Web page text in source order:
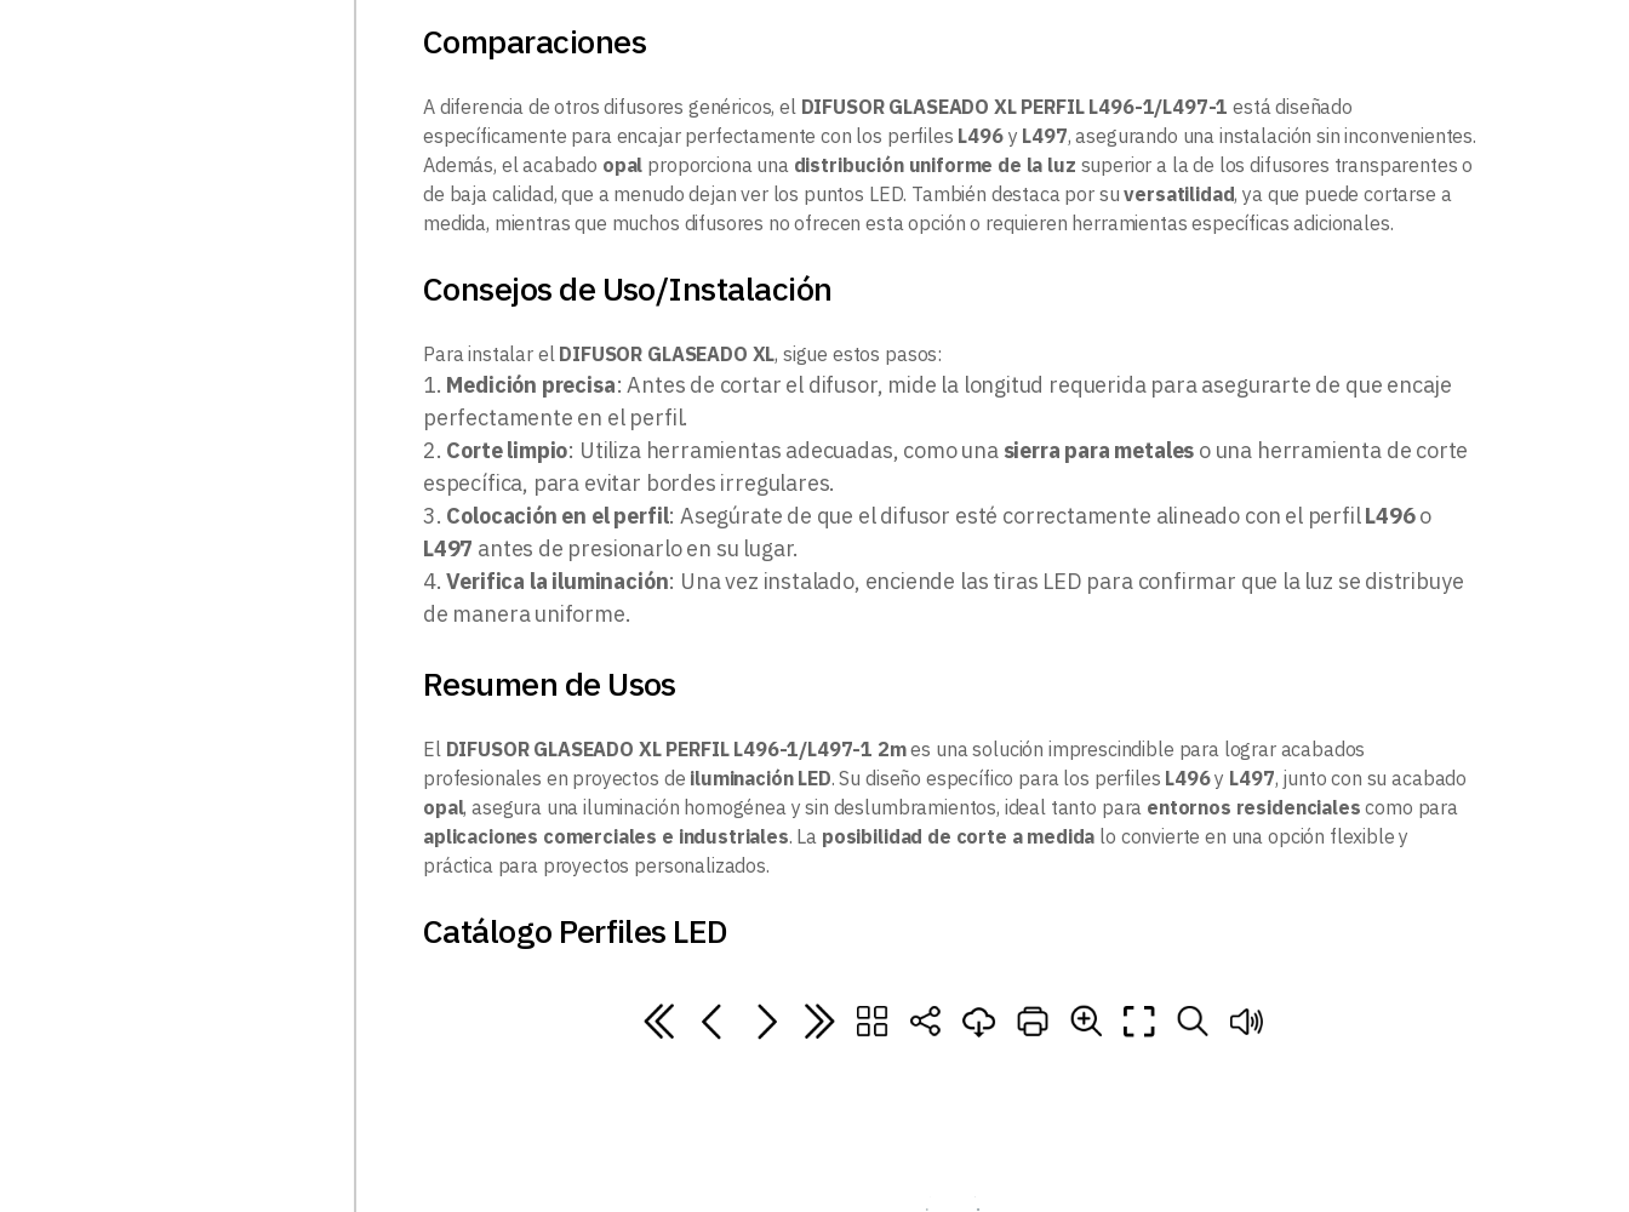
Comparaciones
A diferencia de otros difusores genéricos, el DIFUSOR GLASEADO XL PERFIL L496-1/L497-1 está diseñado
específicamente para encajar perfectamente con los perfiles L496y L497, asegurando una instalación sin inconvenientes.
Además, el acabado opal proporciona una distribución uniforme de la luz superior a la de los difusores transparentes o
de baja calidad, que a menudo dejan ver los puntos LED. También destaca por suversatilidad, ya que puede cortarse a
medida, mientras que muchos difusores no ofrecen esta opción o requieren herramientas específicas adicionales.
Consejos de Uso/Instalación
Para instalar el DIFUSOR GLASEADO XL, sigue estos pasos:
Medición precisa: Antes de cortar el difusor, mide la longitud requerida para asegurarte de que encaje
perfectamente en el perfil.
Corte limpio: Utiliza herramientas adecuadas, como una sierra para metales o una herramienta de corte
específica, para evitar bordes irregulares.
Colocación en el perfil: Asegúrate de que el difusor esté correctamente alineado con el perfilL496o
L497 antes de presionarlo en su lugar.
Verifica la iluminación: Una vez instalado, enciende las tiras LED para confirmar que la luz se distribuye
de manera uniforme.
Resumen de Usos
El DIFUSOR GLASEADO XL PERFIL L496-1/L497-1 2mes una solución imprescindible para lograr acabados
profesionales en proyectos de iluminación LED. Su diseño específico para los perfiles L496y L497, junto con su acabado
opal, asegura una iluminación homogénea y sin deslumbramientos, ideal tanto para entornos residenciales como para
aplicaciones comerciales e industriales. La posibilidad de corte a medida lo convierte en una opción flexible y
práctica para proyectos personalizados.
Catálogo Perfiles LED